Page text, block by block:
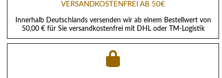
VERSANDKOSTENFREI AB 50€
Innerhalb Deutschlands versenden wir ab einem Bestellwert von
50,00 € für Sie versandkostenfrei mit DHL oder TM-Logistik